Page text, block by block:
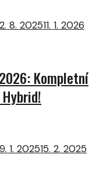
8. 202511. 1. 2026
Kompletní
1. 202515. 2. 2025